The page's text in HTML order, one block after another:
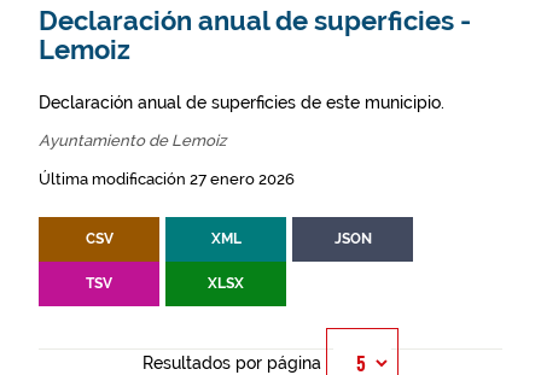
Declaración anual de superficies -
Lemoiz
Declaración anual de superficies de este municipio.
Ayuntamiento de Lemoiz
Última modificación 27 enero 2026
CSV XML JSON
TSV XLSX
Resultados por página